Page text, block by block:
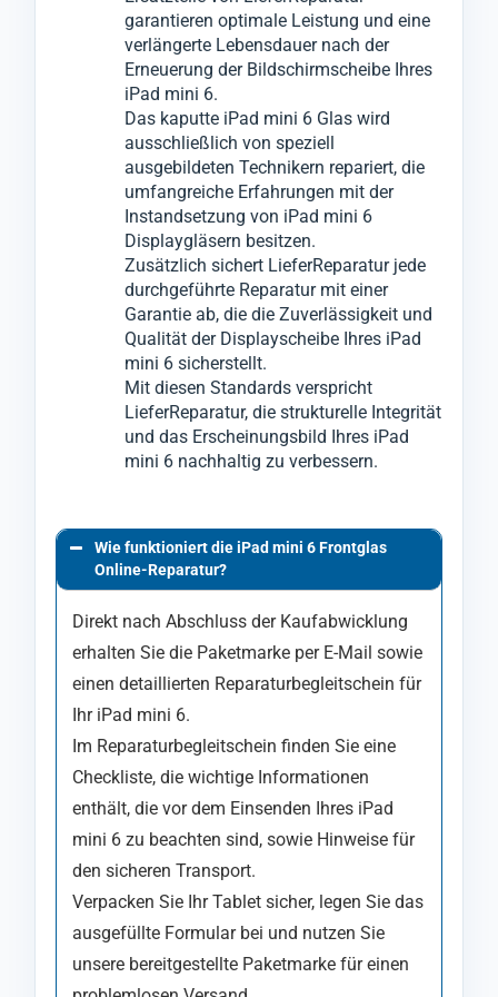
Qualität und Leistung an vielen iPad mini 6
Geräten empirisch getestet.
Für den Glas-Austausch wenden wir ein
innovatives Verfahren an, bei dem wir das
zerbrochene Glas vom iPad mini 6 entfernen
können, ohne das darunter liegende LCD-
oder OLED-Display zu beschädigen.
Anschließend montieren wir in einem
weiteren speziellen Verfahren das neue Glas
an das Display-Modul vom iPad mini 6.
garantieren optimale Leistung und eine
verlängerte Lebensdauer nach der
Erneuerung der Bildschirmscheibe Ihres
iPad mini 6.
Das kaputte iPad mini 6 Glas wird
ausschließlich von speziell
ausgebildeten Technikern repariert, die
umfangreiche Erfahrungen mit der
Instandsetzung von iPad mini 6
Displaygläsern besitzen.
Zusätzlich sichert LieferReparatur jede
durchgeführte Reparatur mit einer
Garantie ab, die die Zuverlässigkeit und
Qualität der Displayscheibe Ihres iPad
mini 6 sicherstellt.
Mit diesen Standards verspricht
LieferReparatur, die strukturelle Integrität
und das Erscheinungsbild Ihres iPad
mini 6 nachhaltig zu verbessern.
Wie funktioniert die iPad mini 6 Frontglas
Online-Reparatur?
Direkt nach Abschluss der Kaufabwicklung
erhalten Sie die Paketmarke per E-Mail sowie
einen detaillierten Reparaturbegleitschein für
Ihr iPad mini 6.
Im Reparaturbegleitschein finden Sie eine
Checkliste, die wichtige Informationen
enthält, die vor dem Einsenden Ihres iPad
mini 6 zu beachten sind, sowie Hinweise für
den sicheren Transport.
Verpacken Sie Ihr Tablet sicher, legen Sie das
ausgefüllte Formular bei und nutzen Sie
unsere bereitgestellte Paketmarke für einen